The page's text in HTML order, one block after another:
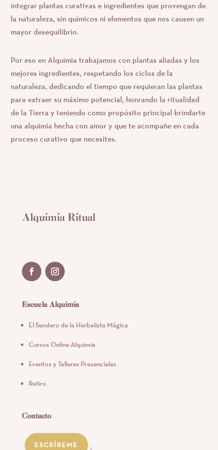
integrar plantas curativas e ingredientes que provengan de
la naturaleza, sin químicos ni elementos que nos causen un
mayor desequilibrio.
Por eso en Alquimia trabajamos con plantas aliadas y los
mejores ingredientes, respetando los ciclos de la
naturaleza, dedicando el tiempo que requieran las plantas
para extraer su máximo potencial, honrando la ritualidad
de la Tierra y teniendo como propósito principal brindarte
una alquimia hecha con amor y que te acompañe en cada
proceso curativo que necesites.
Alquimia Ritual
Escuela Alquimia
El Sendero de la Herbalista Mágica
Cursos Online Alquimia
Eventos y Talleres Presenciales
Retiro
Contacto
ESCRÍBEME